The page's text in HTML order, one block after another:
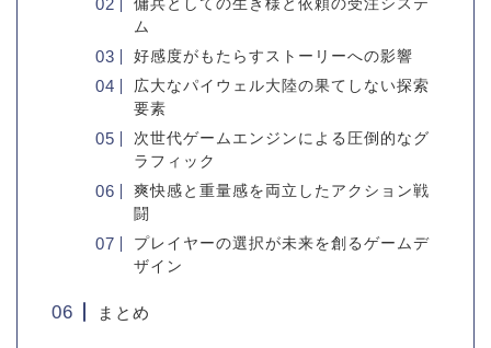
傭兵としての生き様と依頼の受注システ
ム
好感度がもたらすストーリーへの影響
広大なパイウェル大陸の果てしない探索
要素
次世代ゲームエンジンによる圧倒的なグ
ラフィック
爽快感と重量感を両立したアクション戦
闘
プレイヤーの選択が未来を創るゲームデ
ザイン
まとめ